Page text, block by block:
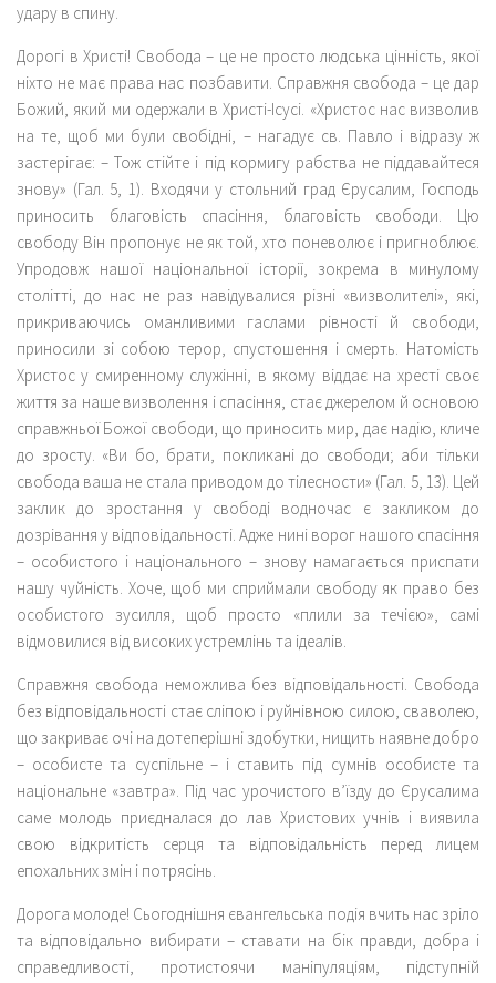
удару в спину.
Дорогі в Христі! Свобода – це не просто людська цінність, якої
ніхто не має права нас позбавити. Справжня свобода – це дар
Божий, який ми одержали в Христі-Ісусі. «Христос нас визволив
на те, щоб ми були свобідні, – нагадує св. Павло і відразу ж
застерігає: – Тож стійте і під кормигу рабства не піддавайтеся
знову» (Гал. 5, 1). Входячи у стольний град Єрусалим, Господь
приносить благовість спасіння, благовість свободи. Цю
свободу Він пропонує не як той, хто поневолює і пригноблює.
Упродовж нашої національної історії, зокрема в минулому
столітті, до нас не раз навідувалися різні «визволителі», які,
прикриваючись оманливими гаслами рівності й свободи,
приносили зі собою терор, спустошення і смерть. Натомість
Христос у смиренному служінні, в якому віддає на хресті своє
життя за наше визволення і спасіння, стає джерелом й основою
справжньої Божої свободи, що приносить мир, дає надію, кличе
до зросту. «Ви бо, брати, покликані до свободи; аби тільки
свобода ваша не стала приводом до тілесности» (Гал. 5, 13). Цей
заклик до зростання у свободі водночас є закликом до
дозрівання у відповідальності. Адже нині ворог нашого спасіння
– особистого і національного – знову намагається приспати
нашу чуйність. Хоче, щоб ми сприймали свободу як право без
особистого зусилля, щоб просто «плили за течією», самі
відмовилися від високих устремлінь та ідеалів.
Справжня свобода неможлива без відповідальності. Свобода
без відповідальності стає сліпою і руйнівною силою, сваволею,
що закриває очі на дотеперішні здобутки, нищить наявне добро
– особисте та суспільне – і ставить під сумнів особисте та
національне «завтра». Під час урочистого в’їзду до Єрусалима
саме молодь приєдналася до лав Христових учнів і виявила
свою відкритість серця та відповідальність перед лицем
епохальних змін і потрясінь.
Дорога молоде! Сьогоднішня євангельська подія вчить нас зріло
та відповідально вибирати – ставати на бік правди, добра і
справедливості, протистоячи маніпуляціям, підступній